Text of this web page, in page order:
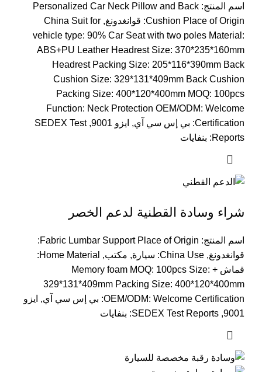
اسم المنتج: Personalized Car Neck Pillow and Back
Cushion Place of Origin: قوانغدونغ, China Suit for
vehicle type: 90% Car Seat with two poles Material :
ABS+PU Leather Headrest Size: 370*235*160mm
Headrest Packing Size: 205*116*390mm Back
Cushion Size: 329*131*409mm Back Cushion
Packing Size: 400*120*400mm MOQ: 100pcs
Function: Neck Protection OEM/ODM: Welcome
Certification: بي إس سي آي, ايزو 9001,
SEDEX Test
Reports: بنفايات
شراء وسادة القطنية لدعم الخصر
اسم المنتج: Fabric Lumbar Support Place of Origin
:
قوانغدونغ, China Use: سيارة, مكتب, Home Material
:
قماش +
Memory foam MOQ: 100pcs Size:
329*131*409mm Packing Size: 400*120*400mm
OEM/ODM: Welcome Certification
: بي إس سي آي, ايزو
9001,
SEDEX Test Reports: بنفايات